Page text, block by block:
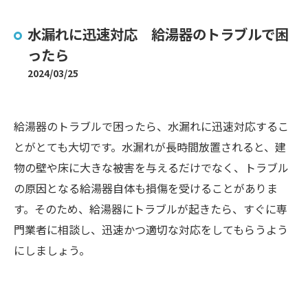
水漏れに迅速対応 給湯器のトラブルで困
ったら
2024/03/25
給湯器のトラブルで困ったら、水漏れに迅速対応するこ
とがとても大切です。水漏れが長時間放置されると、建
物の壁や床に大きな被害を与えるだけでなく、トラブル
の原因となる給湯器自体も損傷を受けることがありま
す。そのため、給湯器にトラブルが起きたら、すぐに専
門業者に相談し、迅速かつ適切な対応をしてもらうよう
にしましょう。